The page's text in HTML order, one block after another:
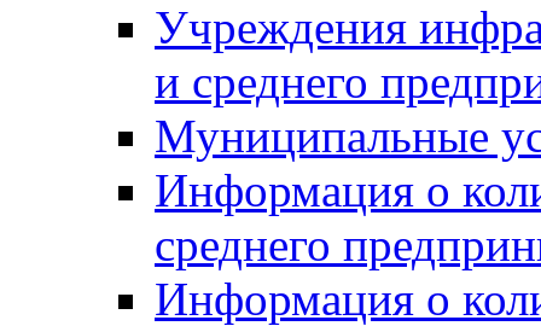
Учреждения
и среднего
Муниципальные
Информация о
среднего
Информация о